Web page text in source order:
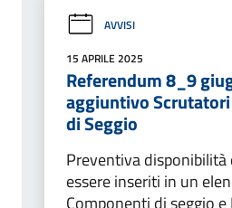
AVVISI
15 APRILE 2025
Referendum 8_9
aggiuntivo
di Seggio
Preventiva
essere inseriti in un
Componenti di seggio